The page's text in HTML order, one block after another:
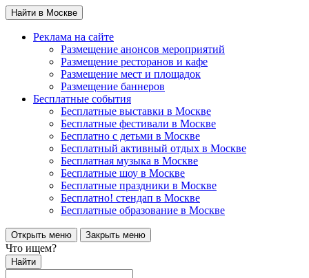
Найти в Москве
Реклама на сайте
Размещение анонсов мероприятий
Размещение ресторанов и кафе
Размещение мест и площадок
Размещение баннеров
Бесплатные события
Бесплатные выставки в Москве
Бесплатные фестивали в Москве
Бесплатно с детьми в Москве
Бесплатный активный отдых в Москве
Бесплатная музыка в Москве
Бесплатные шоу в Москве
Бесплатные праздники в Москве
Бесплатно! стендап в Москве
Бесплатные образование в Москве
Открыть меню Закрыть меню
Что ищем?
Найти